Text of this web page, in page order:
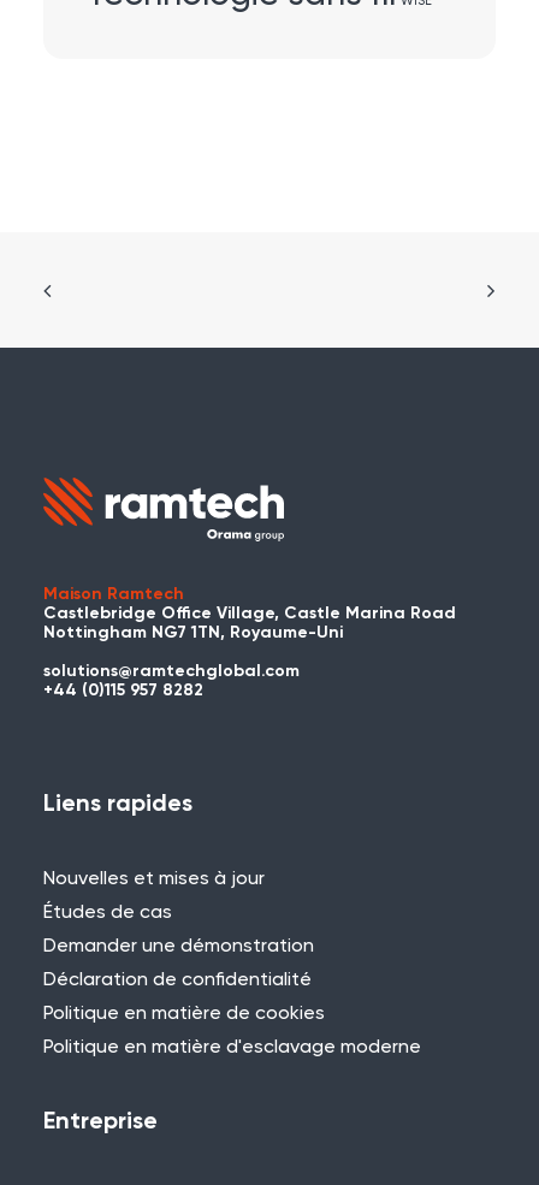
Maison Ramtech
Castlebridge Office Village, Castle Marina Road
Nottingham NG7 1TN, Royaume-Uni
solutions@ramtechglobal.com
+44 (0)115 957 8282
Liens rapides
Nouvelles et mises à jour
Études de cas
Demander une démonstration
Déclaration de confidentialité
Politique en matière de cookies
Politique en matière d'esclavage moderne
Entreprise